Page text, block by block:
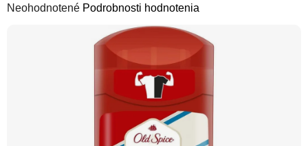
Priemerné hodnotenie produktu je 0,0 z 5 hviezdičiek.
Neohodnotené Podrobnosti hodnotenia